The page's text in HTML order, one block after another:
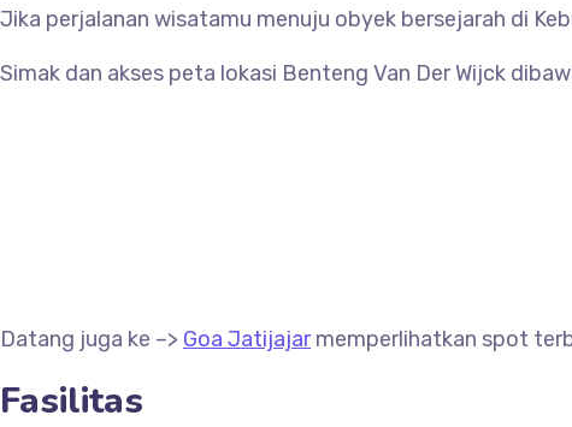
Jika perjalanan wisatamu menuju obyek bersejarah di
Simak dan akses peta lokasi Benteng Van Der Wijck
Datang juga ke –> Goa Jatijajarmemperlihatkan spot
Fasilitas